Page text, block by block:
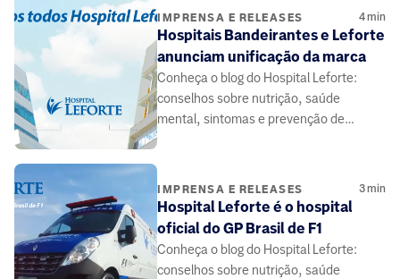
IMPRENSA E RELEASES 4min
Hospitais Bandeirantes e Leforte
anunciam unificação da marca
Conheça o blog do Hospital Leforte:
conselhos sobre nutrição, saúde
mental, sintomas e prevenção de
IMPRENSA E RELEASES 3min
Hospital Leforte é o hospital
oficial do GP Brasil de F1
Conheça o blog do Hospital Leforte:
conselhos sobre nutrição, saúde